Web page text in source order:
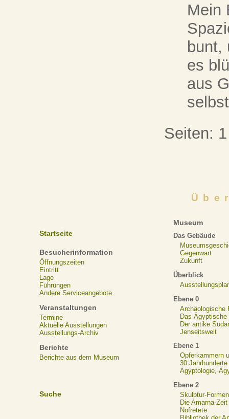
Mein
bunt,
es
aus
Seiten: 1
Startseite
Besucherinformation
Öffnungszeiten
Eintritt
Lage
Führungen
Andere Serviceangebote
Veranstaltungen
Termine
Aktuelle Ausstellungen
Ausstellungs-Archiv
Berichte
Berichte aus dem Museum
Suche
Museum
Das Gebäude
Gegenwart
Zukunft
Überblick
Ebene 0
Archäologische
Das Ägyptische
Der antike
Jenseitswelt
Ebene 1
Opferkammern
30
Ägyptologie,
Ebene 2
Skulptur-Formen
Die Amarna-Zeit
Nofretete